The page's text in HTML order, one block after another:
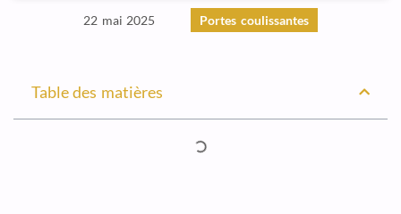
22 mai 2025 Portes coulissantes
Table des matières